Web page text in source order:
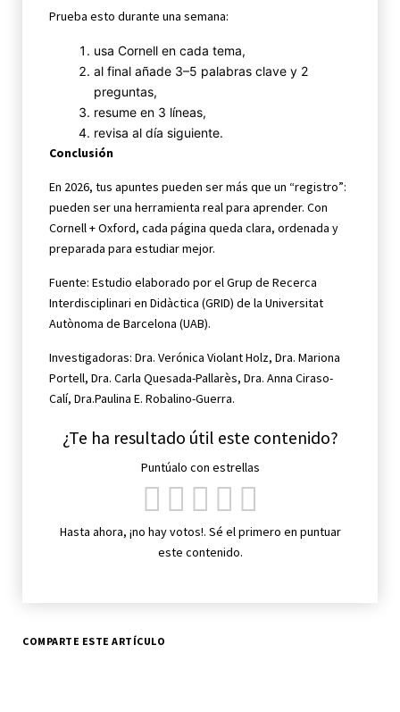
Prueba esto durante una semana:
usa Cornell en cada tema,
al final añade 3–5 palabras clave y 2
preguntas,
resume en 3 líneas,
revisa al día siguiente.
Conclusión
En 2026, tus apuntes pueden ser más que un “registro”:
pueden ser una herramienta real para aprender. Con
Cornell + Oxford, cada página queda clara, ordenada y
preparada para estudiar mejor.
Fuente: Estudio elaborado por el Grup de Recerca
Interdisciplinari en Didàctica (GRID) de la Universitat
Autònoma de Barcelona (UAB).
Investigadoras: Dra. Verónica Violant Holz, Dra. Mariona
Portell, Dra. Carla Quesada-Pallarès, Dra. Anna Ciraso-
Calí, Dra.Paulina E. Robalino-Guerra.
¿Te ha resultado útil este contenido?
Puntúalo con estrellas
Hasta ahora, ¡no hay votos!. Sé el primero en puntuar
este contenido.
COMPARTE ESTE ARTÍCULO